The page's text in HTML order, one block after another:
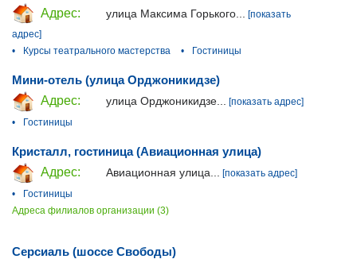
Адрес:
улица Максима Горького...
[показать
адрес]
•
Курсы театрального мастерства • Гостиницы
Мини-отель (улица Орджоникидзе)
Адрес:
улица Орджоникидзе... [показать адрес]
•
Гостиницы
Кристалл, гостиница (Авиационная улица)
Адрес:
Авиационная улица...
[показать адрес]
•
Гостиницы
Адреса филиалов организации (3)
Серсиаль (шоссе Свободы)